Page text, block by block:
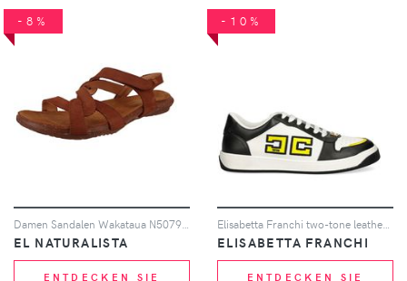
-8%
Damen Sandalen Wakataua N5079 Braun Wood Leder 38
EL NATURALISTA
ENTDECKEN SIE
-10%
Elisabetta Franchi two-tone leather sneakers - Schwarz
ELISABETTA FRANCHI
ENTDECKEN SIE